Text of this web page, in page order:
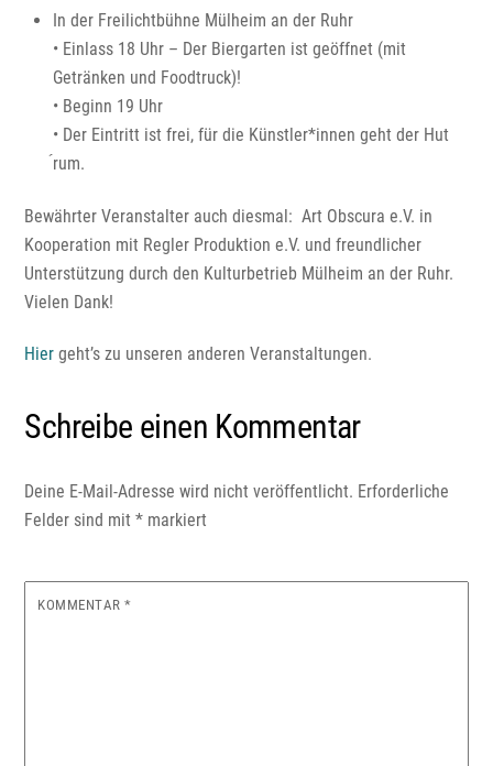
In der Freilichtbühne Mülheim an der Ruhr
• Einlass 18 Uhr – Der Biergarten ist geöffnet (mit
Getränken und Foodtruck)!
• Beginn 19 Uhr
• Der Eintritt ist frei, für die Künstler*innen geht der Hut
́rum.
Bewährter Veranstalter auch diesmal: Art Obscura e.V. in
Kooperation mit Regler Produktion e.V. und freundlicher
Unterstützung durch den Kulturbetrieb Mülheim an der Ruhr.
Vielen Dank!
Hier geht’s zu unseren anderen Veranstaltungen.
Schreibe einen Kommentar
Deine E-Mail-Adresse wird nicht veröffentlicht. Erforderliche
Felder sind mit* markiert
KOMMENTAR *